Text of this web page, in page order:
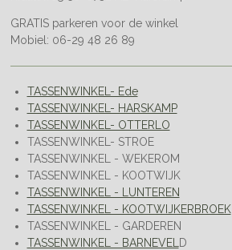
GRATIS parkeren voor de winkel
Mobiel: 06-29 48 26 89
TASSENWINKEL- Ede
TASSENWINKEL- HARSKAMP
TASSENWINKEL- OTTERLO
TASSENWINKEL- STROE
TASSENWINKEL - WEKEROM
TASSENWINKEL - KOOTWIJK
TASSENWINKEL - LUNTEREN
TASSENWINKEL - KOOTWIJKERBROEK
TASSENWINKEL - GARDEREN
TASSENWINKEL - BARNEVEL
D